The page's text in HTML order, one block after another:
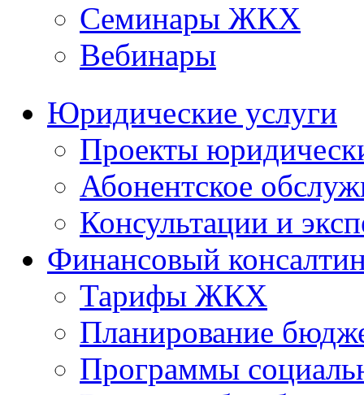
Семинары ЖКХ
Вебинары
Юридические услуги
Проекты
Абонентское
Консультации и
Финансовый
Тарифы ЖКХ
Планирование
Программы